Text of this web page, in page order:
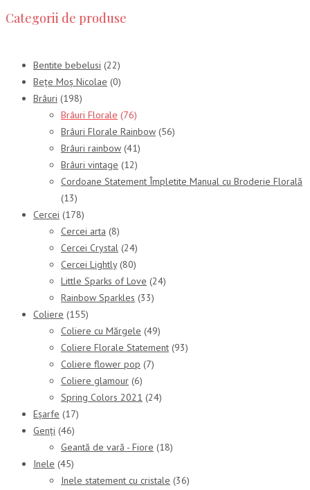
Categorii de produse
Bentite bebelusi (22)
Bețe Moș Nicolae (0)
Brâuri (198)
Brâuri Florale (76)
Brâuri Florale Rainbow (56)
Brâuri rainbow (41)
Brâuri vintage (12)
Cordoane Statement Împletite Manual cu Broderie Florală
(13)
Cercei (178)
Cercei arta (8)
Cercei Crystal (24)
Cercei Lightly (80)
Little Sparks of Love (24)
Rainbow Sparkles (33)
Coliere (155)
Coliere cu Mărgele (49)
Coliere Florale Statement (93)
Coliere flower pop (7)
Coliere glamour (6)
Spring Colors 2021 (24)
Eșarfe (17)
Genți (46)
Geantă de vară - Fiore (18)
Inele (45)
Inele statement cu cristale (36)